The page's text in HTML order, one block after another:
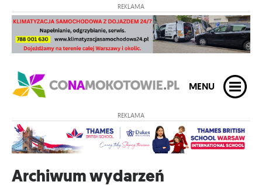
REKLAMA
MENU
REKLAMA
Archiwum wydarzeń